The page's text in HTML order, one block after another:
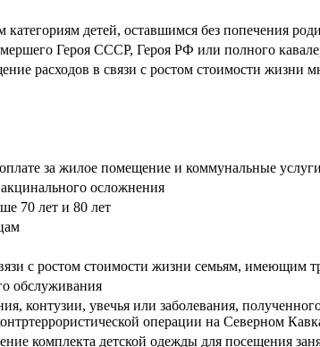
детей, оставшимся без попечения
Героя СССР, Героя РФ или полного
расходов в связи с ростом стоимости жизни
за жилое помещение и коммунальные
осложнения
70 лет и 80 лет
с ростом стоимости жизни семьям, имеющим
обслуживания
контузии, увечья или заболевания,
операции на Северном
комплекта детской одежды для посещения